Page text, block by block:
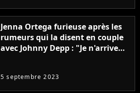
Jenna Ortega furieuse après les
rumeurs qui la disent en couple
avec Johnny Depp : "Je n'arrive
5 septembre 2023